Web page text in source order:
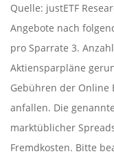
Quelle: justETF
Angebote nach
pro Sparrate 3.
Aktiensparpläne
Gebühren der Online
anfallen. Die
marktüblicher
Fremdkosten. Bitte